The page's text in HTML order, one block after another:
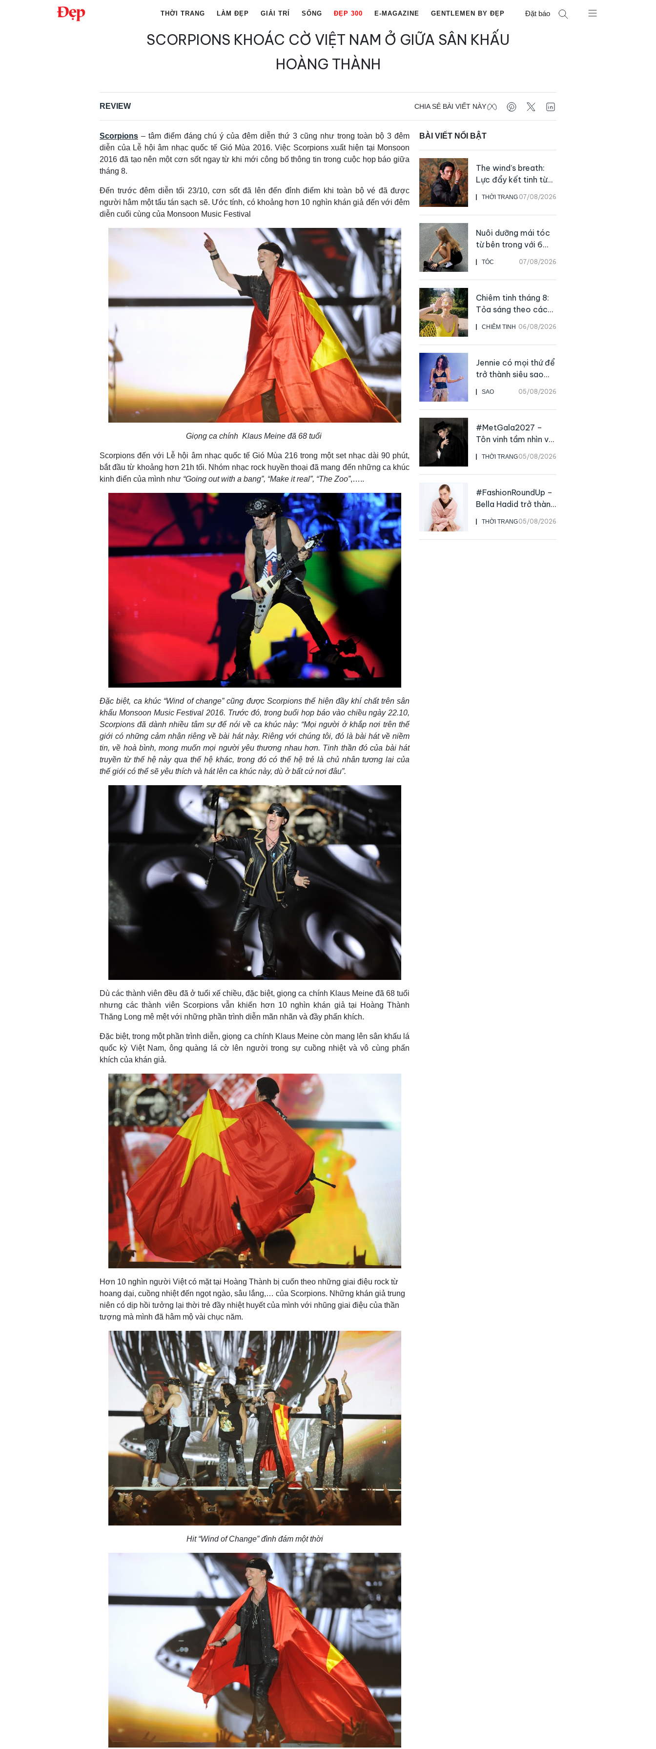
THỜI TRANG LÀM ĐẸP GIẢI TRÍ SỐNG ĐẸP 300 E-MAGAZINE GENTLEMEN BY ĐẸP Đặt báo
SCORPIONS KHOÁC CỜ VIỆT NAM Ở GIỮA SÂN KHẤU
HOÀNG THÀNH
REVIEW CHIA SẺ BÀI VIẾT NÀY
Scorpions – tâm điểm đáng chú ý của đêm diễn thứ 3 cũng như trong toàn bộ 3 đêm
diễn của Lễ hội âm nhạc quốc tế Gió Mùa 2016. Việc Scorpions xuất hiện tại Monsoon
2016 đã tạo nên một cơn sốt ngay từ khi mới công bố thông tin trong cuộc họp báo giữa
tháng 8.
Đến trước đêm diễn tối 23/10, cơn sốt đã lên đến đỉnh điểm khi toàn bộ vé đã được
người hâm một tẩu tán sạch sẽ. Ước tính, có khoảng hơn 10 nghìn khán giả đến với đêm
diễn cuối cùng của Monsoon Music Festival
Giọng ca chính Klaus Meine đã 68 tuổi
Scorpions đến với Lễ hội âm nhạc quốc tế Gió Mùa 216 trong một set nhạc dài 90 phút,
bắt đầu từ khoảng hơn 21h tối. Nhóm nhạc rock huyền thoại đã mang đến những ca khúc
kinh điển của mình như “Going out with a bang”, “Make it real”, “The Zoo”,…..
Đặc biệt, ca khúc “Wind of change”cũng được Scorpions thể hiện đầy khí chất trên sân
khấu Monsoon Music Festival 2016. Trước đó, trong buổi họp báo vào chiều ngày 22.10,
Scorpions đã dành nhiều tâm sự để nói về ca khúc này: “Mọi người ở khắp nơi trên thế
giới có những cảm nhận riêng về bài hát này. Riêng với chúng tôi, đó là bài hát về niềm
tin, về hoà bình, mong muốn mọi người yêu thương nhau hơn. Tinh thần đó của bài hát
truyền từ thế hệ này qua thế hệ khác, trong đó có thế hệ trẻ là chủ nhân tương lai của
thế giới có thể sẽ yêu thích và hát lên ca khúc này, dù ở bất cứ nơi đâu”.
Dù các thành viên đều đã ở tuổi xế chiều, đặc biệt, giọng ca chính Klaus Meine đã 68 tuổi
nhưng các thành viên Scorpions vẫn khiến hơn 10 nghìn khán giả tại Hoàng Thành
Thăng Long mê mệt với những phần trình diễn mãn nhãn và đầy phấn khích.
Đặc biệt, trong một phần trình diễn, giọng ca chính Klaus Meine còn mang lên sân khấu lá
quốc kỳ Việt Nam, ông quàng lá cờ lên người trong sự cuồng nhiệt và vô cùng phấn
khích của khán giả.
Hơn 10 nghìn người Việt có mặt tại Hoàng Thành bị cuốn theo những giai điệu rock từ
hoang dại, cuồng nhiệt đến ngọt ngào, sâu lắng,… của Scorpions. Những khán giả trung
niên có dịp hồi tưởng lại thời trẻ đầy nhiệt huyết của mình với nhũng giai điệu của thần
tượng mà mình đã hâm mộ vài chục năm.
Hit “Wind of Change” đình đám một thời
BÀI VIẾT NỔI BẬT
THỜI TRANG 07/08/2026
The wind’s breath:
Lực đẩy kết tinh từ
sự kiên định
TÓC 07/08/2026
Nuôi dưỡng mái tóc
từ bên trong với 6
thực phẩm giàu
dưỡng chất
CHIÊM TINH 06/08/2026
Chiêm tinh tháng 8:
Tỏa sáng theo cách
của chính mình
SAO 05/08/2026
Jennie có mọi thứ để
trở thành siêu sao
live
THỜI TRANG05/08/2026
#MetGala2027 –
Tôn vinh tầm nhìn và
sức ảnh hưởng sâu
rộng của NTK John
Galliano
THỜI TRANG05/08/2026
#FashionRoundUp –
Bella Hadid trở thành
Đại sứ Toàn cầu của
Prada Beauty,
CHANEL mua lại